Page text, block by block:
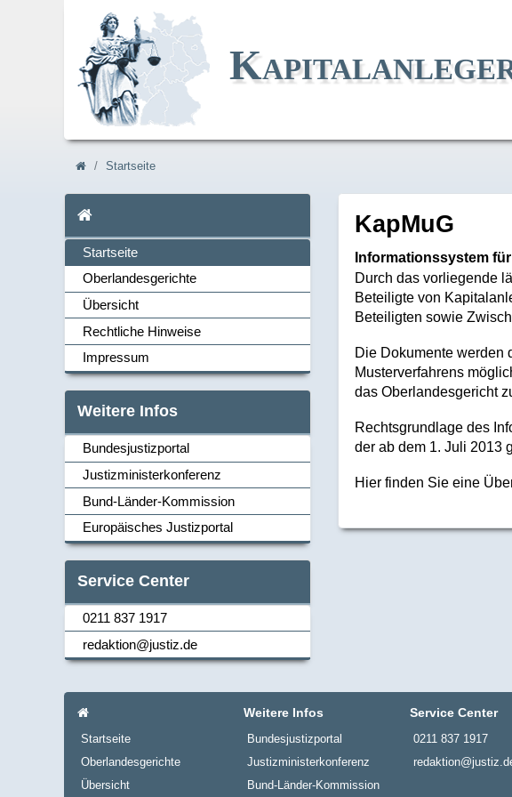
Navi_breadcrum
Startseite
Startseite
Navi_links
Startseite
Oberlandesgerichte
Übersicht
Rechtliche Hinweise
Impressum
Weitere Infos
Navi_links
Bundesjustizportal
Justizministerkonferenz
Bund-Länder-Kommission
Europäisches Justizportal
Service Center
Navi_links
0211 837 1917
redaktion@justiz.de
KapMuG
Informationssystem
Durch das vorliegende
Beteiligte von
Beteiligten sowie
Die Dokumente werden
Musterverfahrens
das Oberlandesgericht
Rechtsgrundlage des
der ab dem 1. Juli 2013
Hier finden Sie eine
Navi_footer
Startseite
Oberlandesgerichte
Übersicht
Weitere Infos
Bundesjustizportal
Justizministerkonferenz
Bund-Länder-Kommission
Service Center
0211 837 1917